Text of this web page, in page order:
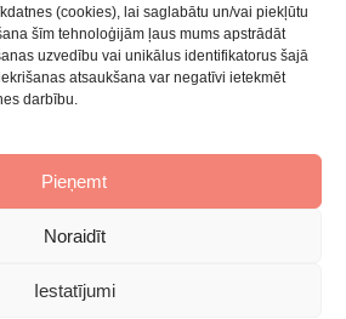
(cookies), lai saglabātu un/vai piekļūtu
šīm tehnoloģijām ļaus mums apstrādāt
uzvedību vai unikālus identifikatorus šajā
atsaukšana var negatīvi ietekmēt
darbību.
Pieņemt
Noraidīt
Iestatījumi